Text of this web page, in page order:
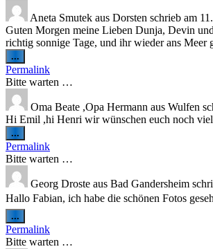
Aneta Smutek aus Dorsten schrieb am
Guten Morgen meine Lieben Dunja, Devin
richtig sonnige Tage, und ihr wieder ans Meer
...
Metabox
ein-/ausblenden.
Permalink
Bitte warten …
Oma Beate ,Opa Hermann aus Wulfen
Hi Emil ,hi Henri wir wünschen euch noch
...
Metabox
ein-/ausblenden.
Permalink
Bitte warten …
Georg Droste aus Bad Gandersheim
Hallo Fabian, ich habe die schönen Fotos
...
Metabox
ein-/ausblenden.
Permalink
Bitte warten …